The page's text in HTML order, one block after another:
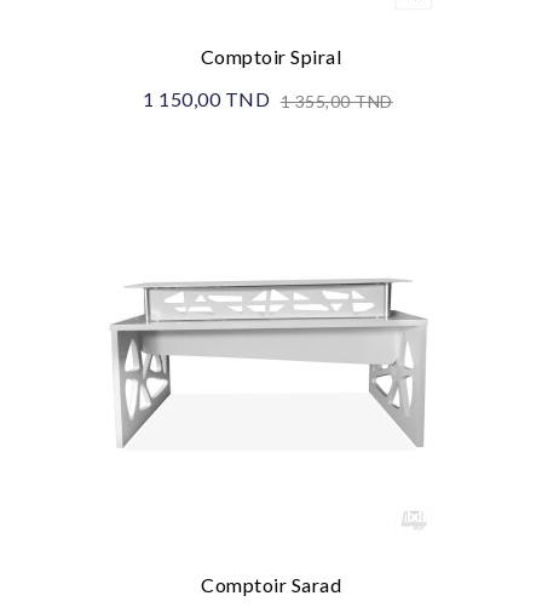
Comptoir Spiral
1 150,00 TND 1 355,00 TND
Comptoir Sarad